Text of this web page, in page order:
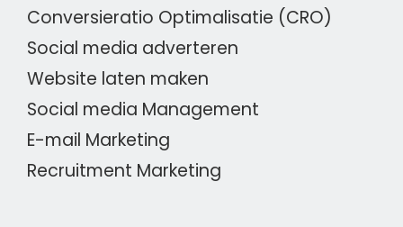
Conversieratio Optimalisatie (CRO)
Social media adverteren
Website laten maken
Social media Management
E-mail Marketing
Recruitment Marketing